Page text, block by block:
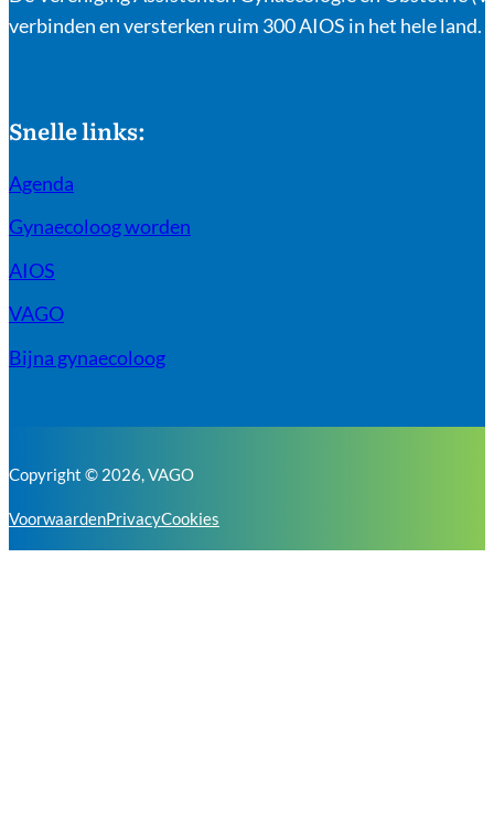
verbinden en versterken ruim 300 AIOS in het hele land.
Snelle links:
Agenda
Gynaecoloog worden
AIOS
VAGO
Bijna gynaecoloog
Copyright © 2026, VAGO
VoorwaardenPrivacyCookies